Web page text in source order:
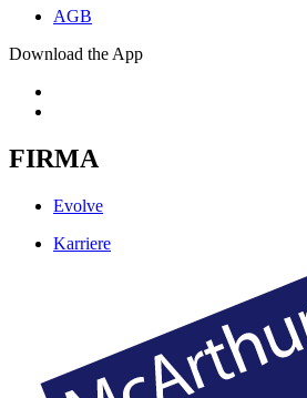
AGB
Download the App
FIRMA
Evolve
Karriere